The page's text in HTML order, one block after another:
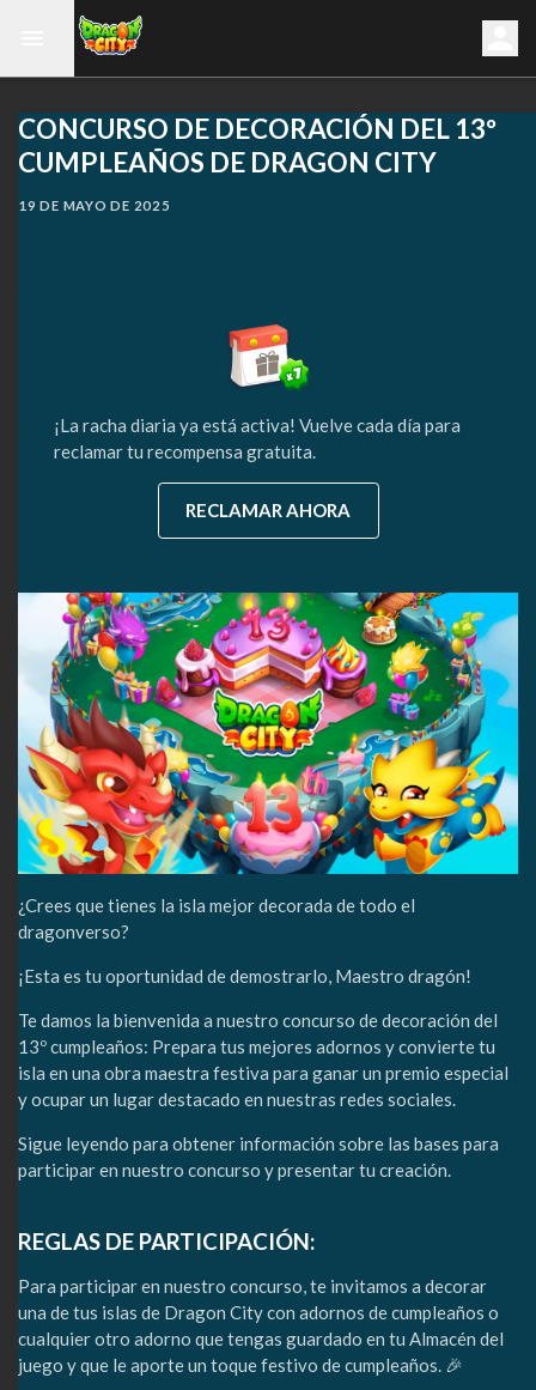
CONCURSO DE DECORACIÓN DEL 13º
CUMPLEAÑOS DE DRAGON CITY
19 DE MAYO DE 2025
¡La racha diaria ya está activa! Vuelve cada día para
reclamar tu recompensa gratuita.
RECLAMAR AHORA
¿Crees que tienes la isla mejor decorada de todo el
dragonverso?
¡Esta es tu oportunidad de demostrarlo, Maestro dragón!
Te damos la bienvenida a nuestro concurso de decoración del
13º cumpleaños: Prepara tus mejores adornos y convierte tu
isla en una obra maestra festiva para ganar un premio especial
y ocupar un lugar destacado en nuestras redes sociales.
Sigue leyendo para obtener información sobre las bases para
participar en nuestro concurso y presentar tu creación.
REGLAS DE PARTICIPACIÓN:
Para participar en nuestro concurso, te invitamos a decorar
una de tus islas de Dragon City con adornos de cumpleaños o
cualquier otro adorno que tengas guardado en tu Almacén del
juego y que le aporte un toque festivo de cumpleaños. 🎉